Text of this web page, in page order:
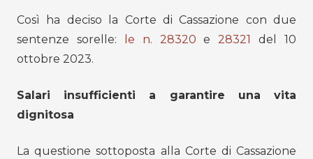
Così ha deciso la Corte di Cassazione con due
sentenze sorelle:
le n. 28320 e28321del 10
ottobre 2023.
Salari insufficienti a garantire una vita
dignitosa
La questione sottoposta alla Corte di Cassazione